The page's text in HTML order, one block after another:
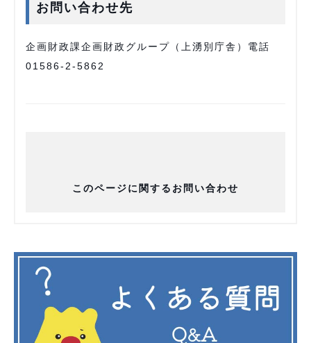
お問い合わせ先
企画財政課企画財政グループ（上湧別庁舎）電話
01586-2-5862
このページに関するお問い合わせ